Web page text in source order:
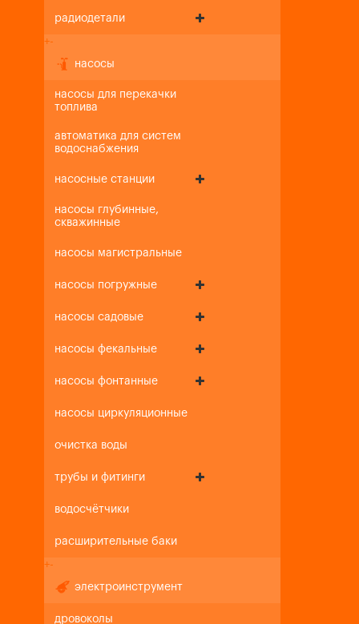
радиодетали
+-
насосы
насосы для перекачки
топлива
автоматика для систем
водоснабжения
насосные станции
насосы глубинные,
скважинные
насосы магистральные
насосы погружные
насосы садовые
насосы фекальные
насосы фонтанные
насосы циркуляционные
очистка воды
трубы и фитинги
водосчётчики
расширительные баки
+-
электроинструмент
дровоколы